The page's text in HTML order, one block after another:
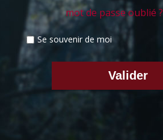
mot de passe oublié ?
Se souvenir de moi